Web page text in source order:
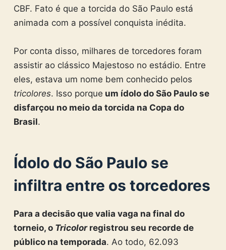
CBF. Fato é que a torcida do São Paulo está
animada com a possível conquista inédita.
Por conta disso, milhares de torcedores foram
assistir ao clássico Majestoso no estádio. Entre
eles, estava um nome bem conhecido pelos
tricolores. Isso porque um ídolo do São Paulo se
disfarçou no meio da torcida na Copa do
Brasil.
Ídolo do São Paulo se
infiltra entre os torcedores
Para a decisão que valia vaga na final do
torneio, o Tricolorregistrou seu recorde de
público na temporada. Ao todo, 62.093